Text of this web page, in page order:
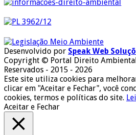
Desenvolvido por Speak Web
Copyright © Portal Direito
Reservados - 2015 - 2026
Este site utiliza cookies para
clicar em "Aceitar e Fechar", você
cookies, termos e políticas do site.
Aceitar e Fechar